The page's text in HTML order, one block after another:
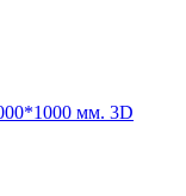
мм. 3D